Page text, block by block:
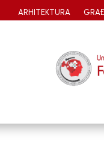
ARHITEKTURA